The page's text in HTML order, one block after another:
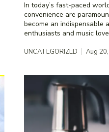
In today’s fast-paced
convenience are
become an indispensable
enthusiasts and music
UNCATEGORIZED Aug